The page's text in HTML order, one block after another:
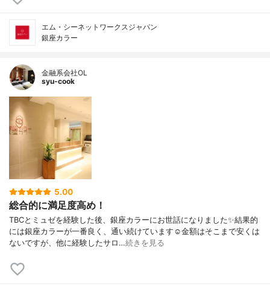
エム・シーネットワークスジャパン
銀座カラー
金融系会社OL
syu-cook
5.00
総合的に満足度高め！
TBCとミュゼを経験した後、銀座カラーにお世話になりました✨結果的
には銀座カラーが一番良く、通い続けています☺️金額はそこまで安くは
ないですが、他に経験したサロ…続きを見る